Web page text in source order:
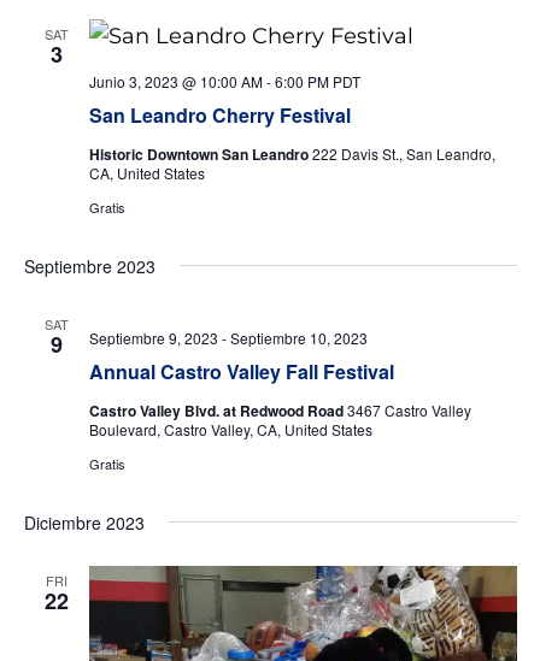
Únase a nosotros
Explore
Donar
SAT
3
San Leandro Cherry Festival
Junio 3, 2023 @ 10:00 AM-6:00 PM PDT
Historic Downtown San Leandro222 Davis St., San Leandro,
CA, United States
Gratis
Septiembre 2023
SAT
9
Annual Castro Valley Fall Festival
Septiembre 9, 2023 -Septiembre 10, 2023
Castro Valley Blvd. at Redwood Road3467 Castro Valley
Boulevard, Castro Valley, CA, United States
Gratis
Diciembre 2023
FRI
22